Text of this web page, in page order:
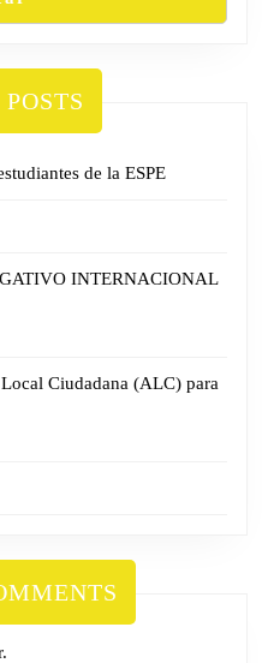
de la ESPE
INTERNACIONAL
Ciudadana (ALC) para